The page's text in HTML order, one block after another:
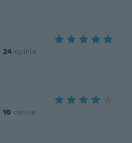
· 24 opinie
· 10 opinie